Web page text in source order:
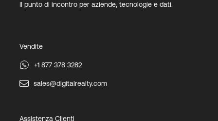
Il punto di incontro per aziende, tecnologie e dati.
Vendite
+1 877 378 3282
sales@digitalrealty.com
Assistenza Clienti